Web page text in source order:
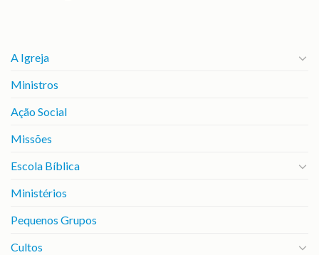
A Igreja
Ministros
Ação Social
Missões
Escola Bíblica
Ministérios
Pequenos Grupos
Cultos